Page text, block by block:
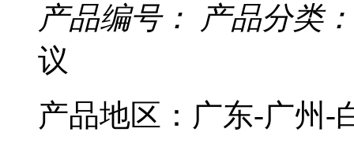
产品编号：
产品分类
议
产品地区：广东-广州-